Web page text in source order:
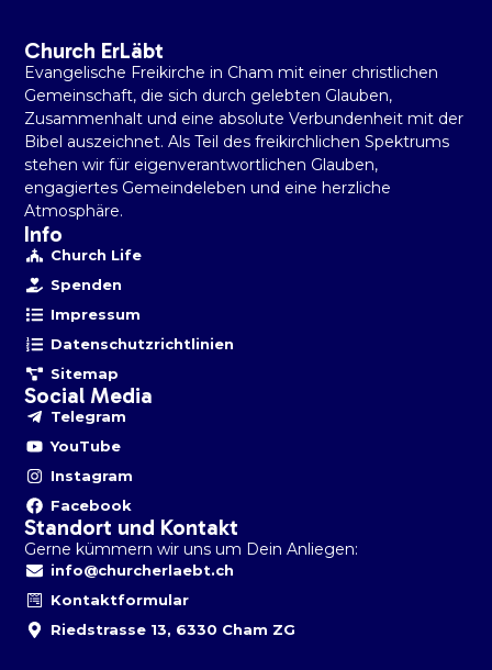
Church ErLäbt
Evangelische Freikirche in Cham mit einer christlichen
Gemeinschaft, die sich durch gelebten Glauben,
Zusammenhalt und eine absolute Verbundenheit mit der
Bibel auszeichnet. Als Teil des freikirchlichen Spektrums
stehen wir für eigenverantwortlichen Glauben,
engagiertes Gemeindeleben und eine herzliche
Atmosphäre.
Info
Church Life
Spenden
Impressum
Datenschutzrichtlinien
Sitemap
Social Media
Telegram
YouTube
Instagram
Facebook
Standort und Kontakt
Gerne kümmern wir uns um Dein Anliegen:
info@churcherlaebt.ch
Kontaktformular
Riedstrasse 13, 6330 Cham ZG